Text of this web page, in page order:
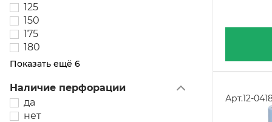
125
150
175
180
Показать ещё 6
Наличие перфорации
да
нет
Арт.12-